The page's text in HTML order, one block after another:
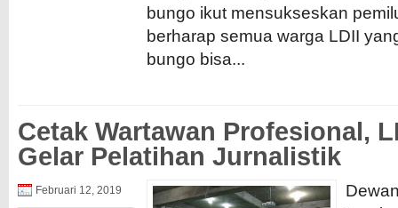
bungo ikut mensukseskan
berharap semua warga LDII
bungo bisa...
Cetak Wartawan Profesional,
Gelar Pelatihan Jurnalistik
Februari 12, 2019